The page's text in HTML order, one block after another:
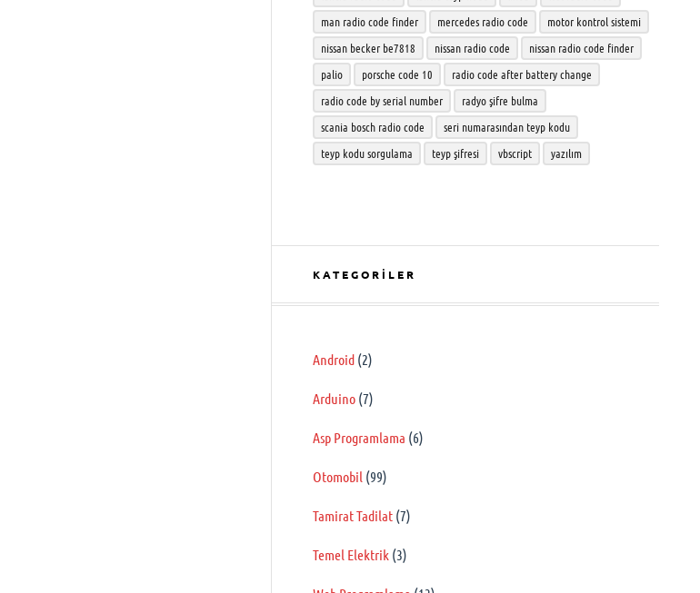
man radio code finder
mercedes radio code
motor kontrol sistemi
nissan becker be7818
nissan radio code
nissan radio code finder
palio
porsche code 10
radio code after battery change
radio code by serial number
radyo şifre bulma
scania bosch radio code
seri numarasından teyp kodu
teyp kodu sorgulama
teyp şifresi vbscript yazılım
KATEGORILER
Android(2)
Arduino(7)
Asp Programlama (6)
Otomobil (99)
Tamirat Tadilat(7)
Temel Elektrik(3)